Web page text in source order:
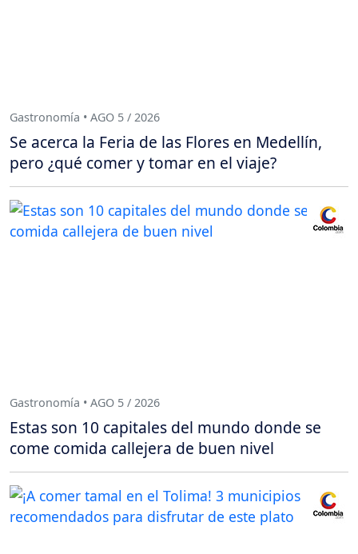
Gastronomía • AGO 5 / 2026
Se acerca la Feria de las Flores en Medellín,
pero ¿qué comer y tomar en el viaje?
Gastronomía • AGO 5 / 2026
Estas son 10 capitales del mundo donde se
come comida callejera de buen nivel